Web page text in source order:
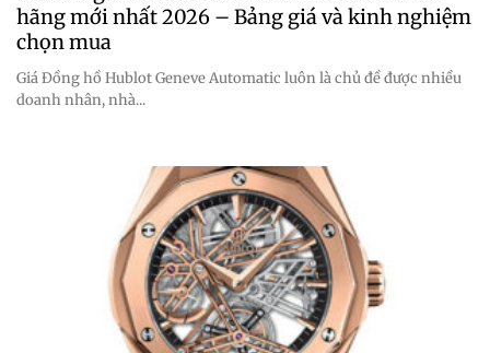
hãng mới nhất 2026 – Bảng giá và kinh nghiệm
chọn mua
Giá Đồng hồ Hublot Geneve Automatic luôn là chủ đề được nhiều
doanh nhân, nhà...